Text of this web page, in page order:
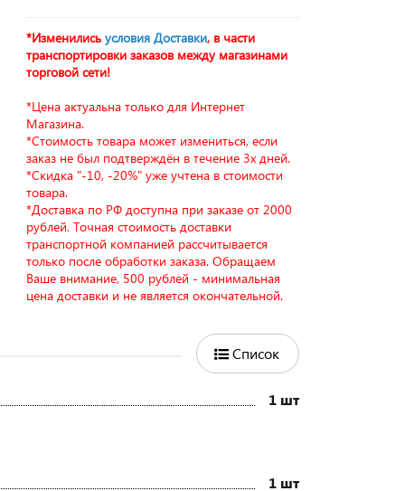
*Изменилисьусловия Доставки, в части
транспортировки заказов между магазинами
торговой сети!
*Цена актуальна только для Интернет
Магазина.
*Стоимость товара может измениться, если
заказ не был подтверждён в течение 3х дней.
*Скидка "-10, -20%" уже учтена в стоимости
товара.
*Доставка по РФ доступна при заказе от 2000
рублей. Точная стоимость доставки
транспортной компанией рассчитывается
только после обработки заказа. Обращаем
Ваше внимание, 500 рублей - минимальная
цена доставки и не является окончательной.
Список
1 шт
1 шт